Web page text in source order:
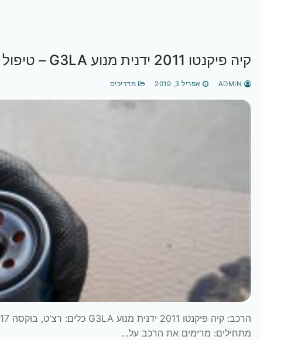
קיה פיקנטו 2011 ידנית מנוע G3LA – טיפול קטן (שמן ומסנן שמן)
אפריל 3, 2019 מדריכים
מתחילים: מרימים את הרכב על…